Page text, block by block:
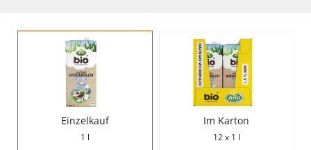
Einzelkauf
1 l
Im Karton
12 x 1 l